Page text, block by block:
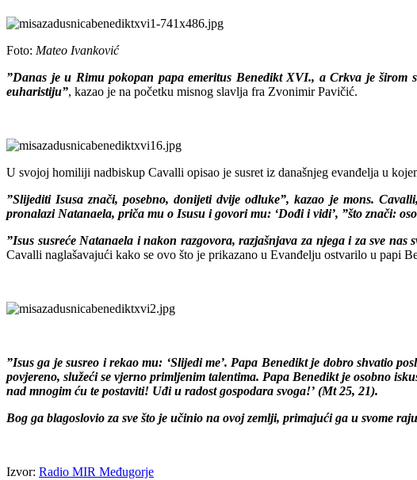
Foto: Mateo Ivanković
”Danas je u Rimu pokopan papa emeritus Benedikt XVI., a Crkva je širom
euharistiju”, kazao je na početku misnog slavlja fra Zvonimir Pavičić.
U svojoj homiliji nadbiskup Cavalli opisao je susret iz današnjeg evanđelja u
”Slijediti Isusa znači, posebno, donijeti dvije odluke”, kazao je mons.
pronalazi Natanaela, priča mu o Isusu i govori mu: ‘Dođi i vidi’, ”što znači:
”Isus susreće Natanaela i nakon razgovora, razjašnjava za njega i za sve
Cavalli naglašavajući kako se ovo što je prikazano u Evanđelju ostvarilo u papi
”Isus ga je susreo i rekao mu: ‘Slijedi me’. Papa Benedikt je dobro shvatio
povjereno, služeći se vjerno primljenim talentima. Papa Benedikt je osobno
nad mnogim ću te postaviti! Uđi u radost gospodara svoga!’ (Mt 25, 21).
Bog ga blagoslovio za sve što je učinio na ovoj zemlji, primajući ga u svome raju
Izvor: Radio MIR Međugorje